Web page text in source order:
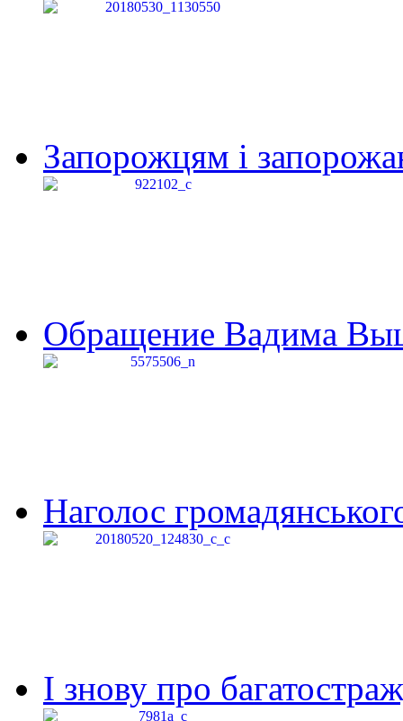
Запорожцям і
Обращение Вадима
Наголос
І знову про